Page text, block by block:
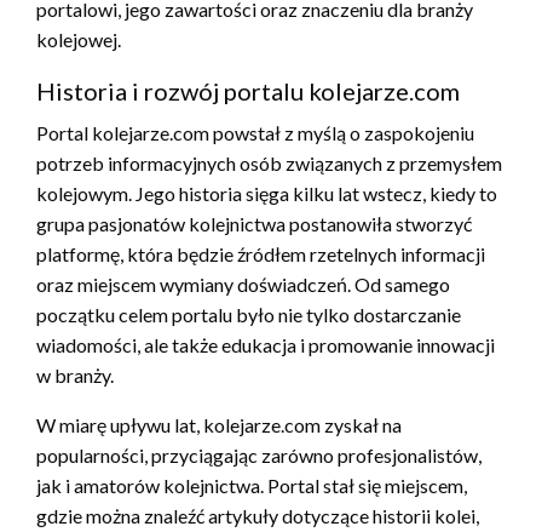
portalowi, jego zawartości oraz znaczeniu dla branży
kolejowej.
Historia i rozwój portalu kolejarze.com
Portal kolejarze.com powstał z myślą o zaspokojeniu
potrzeb informacyjnych osób związanych z przemysłem
kolejowym. Jego historia sięga kilku lat wstecz, kiedy to
grupa pasjonatów kolejnictwa postanowiła stworzyć
platformę, która będzie źródłem rzetelnych informacji
oraz miejscem wymiany doświadczeń. Od samego
początku celem portalu było nie tylko dostarczanie
wiadomości, ale także edukacja i promowanie innowacji
w branży.
W miarę upływu lat, kolejarze.com zyskał na
popularności, przyciągając zarówno profesjonalistów,
jak i amatorów kolejnictwa. Portal stał się miejscem,
gdzie można znaleźć artykuły dotyczące historii kolei,